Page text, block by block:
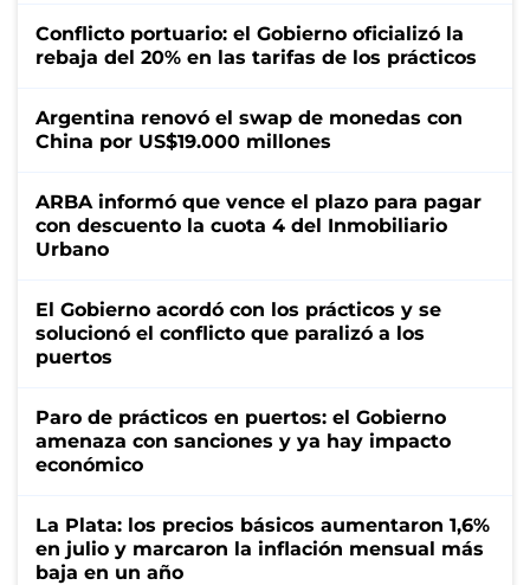
Conflicto portuario: el Gobierno oficializó la
rebaja del 20% en las tarifas de los prácticos
Argentina renovó el swap de monedas con
China por US$19.000 millones
ARBA informó que vence el plazo para pagar
con descuento la cuota 4 del Inmobiliario
Urbano
El Gobierno acordó con los prácticos y se
solucionó el conflicto que paralizó a los
puertos
Paro de prácticos en puertos: el Gobierno
amenaza con sanciones y ya hay impacto
económico
La Plata: los precios básicos aumentaron 1,6%
en julio y marcaron la inflación mensual más
baja en un año